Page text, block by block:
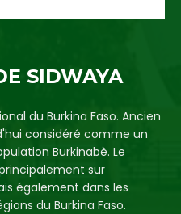
SIDWAYA
du Burkina Faso. Ancien
considéré comme un
Burkinabè. Le
sur
également dans les
du Burkina Faso.